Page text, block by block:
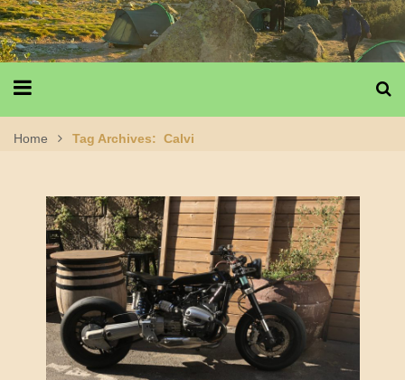
Home Tag Archives: Calvi